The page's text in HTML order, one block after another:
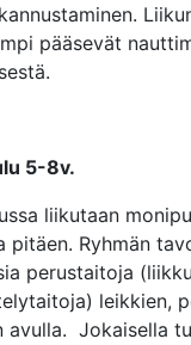
pääsevät
5-8v.
liikutaan
pitäen. Ryhmän
perustaitoja
leikkien,
avulla. Jokaisella